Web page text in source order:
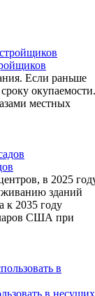
Если раньше
окупаемости.
местных
в 2025
зданий
к 2035 году
США при